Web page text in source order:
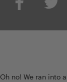
Oh no! We ran into